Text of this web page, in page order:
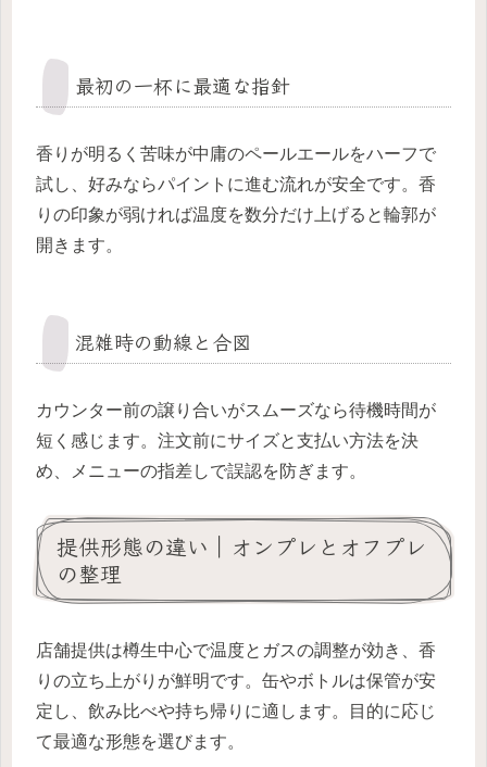
最初の一杯に最適な指針
香りが明るく苦味が中庸のペールエールをハーフで
試し、好みならパイントに進む流れが安全です。香
りの印象が弱ければ温度を数分だけ上げると輪郭が
開きます。
混雑時の動線と合図
カウンター前の譲り合いがスムーズなら待機時間が
短く感じます。注文前にサイズと支払い方法を決
め、メニューの指差しで誤認を防ぎます。
提供形態の違い｜オンプレとオフプレ
の整理
店舗提供は樽生中心で温度とガスの調整が効き、香
りの立ち上がりが鮮明です。缶やボトルは保管が安
定し、飲み比べや持ち帰りに適します。目的に応じ
て最適な形態を選びます。